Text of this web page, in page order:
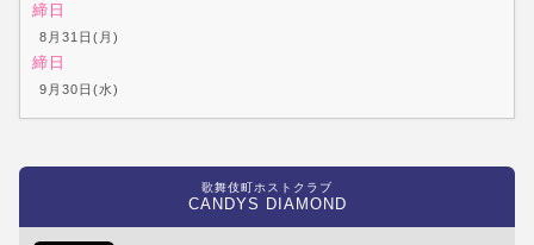
締日
8月31日(月)
締日
9月30日(水)
歌舞伎町ホストクラブ
CANDYS DIAMOND